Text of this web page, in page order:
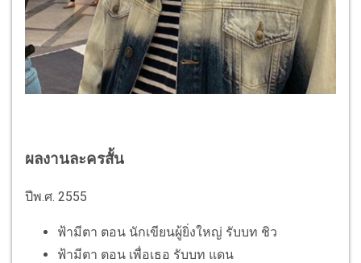
ผลงานละครสั้น
ปีพ.ศ. 2555
ฟ้ามีตา ตอน นักเขียนผู้ยิ่งใหญ่ รับบท ชิว
ฟ้ามีตา ตอน เพื่อเธอ รับบท แดน